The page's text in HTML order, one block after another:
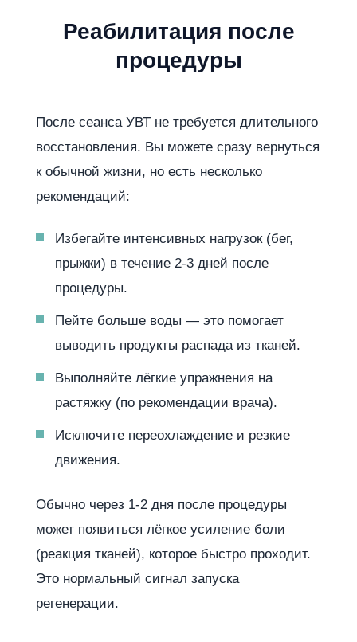
Реабилитация после
процедуры
После сеанса УВТ не требуется длительного
восстановления. Вы можете сразу вернуться
к обычной жизни, но есть несколько
рекомендаций:
Избегайте интенсивных нагрузок (бег,
прыжки) в течение 2-3 дней после
процедуры.
Пейте больше воды — это помогает
выводить продукты распада из тканей.
Выполняйте лёгкие упражнения на
растяжку (по рекомендации врача).
Исключите переохлаждение и резкие
движения.
Обычно через 1-2 дня после процедуры
может появиться лёгкое усиление боли
(реакция тканей), которое быстро проходит.
Это нормальный сигнал запуска
регенерации.